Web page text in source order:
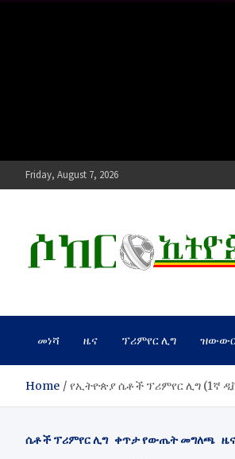
Friday, August 7, 2026
ሶከር ኢትዮጵያ
መነሻ ዜና ፕሪምየር ሊግ
Home የኢትዮጵያ ሴቶች ፕሪምየር ሊግ (1ኛ
ሴቶች ፕሪምየር ሊግ ቀጥታ የውጤት መግለጫ ዜና